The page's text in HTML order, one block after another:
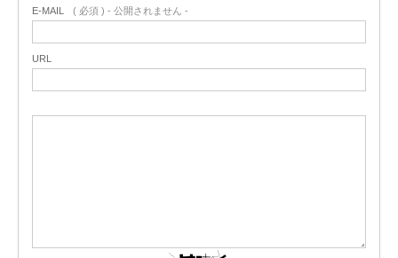
E-MAIL ( 必須 ) - 公開されません -
URL